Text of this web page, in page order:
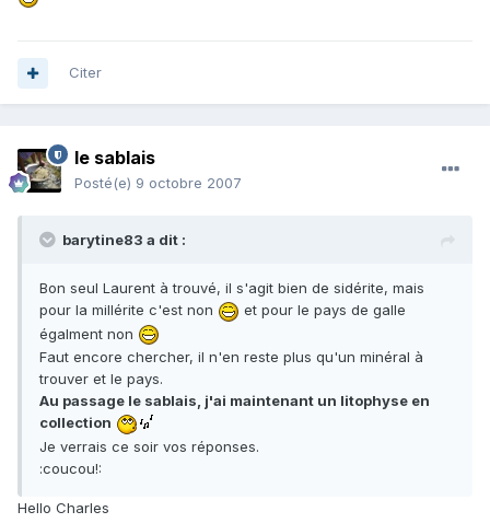
Citer
le sablais
Posté(e) 9 octobre 2007
barytine83 a dit :
Bon seul Laurent à trouvé, il s'agit bien de sidérite, mais
pour la millérite c'est non
et pour le pays de galle
égalment non
Faut encore chercher, il n'en reste plus qu'un minéral à
trouver et le pays.
Au passage le sablais, j'ai maintenant un litophyse en
collection
Je verrais ce soir vos réponses.
:coucou!:
Hello Charles